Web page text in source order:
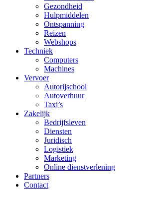
Gezondheid
Hulpmiddelen
Ontspanning
Reizen
Webshops
Techniek
Computers
Machines
Vervoer
Autorijschool
Autoverhuur
Taxi’s
Zakelijk
Bedrijfsleven
Diensten
Juridisch
Logistiek
Marketing
Online dienstverlening
Partners
Contact